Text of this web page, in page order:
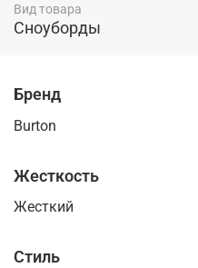
Вид товара
Сноуборды
Бренд
Burton
Жесткость
Жесткий
Стиль